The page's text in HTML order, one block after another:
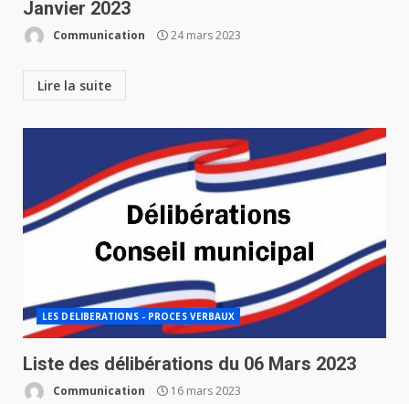
Janvier 2023
Communication 24 mars 2023
Lire la suite
LES DELIBERATIONS - PROCES VERBAUX
Liste des délibérations du 06 Mars 2023
Communication 16 mars 2023